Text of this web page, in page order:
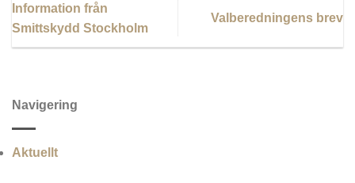
Information från
Smittskydd Stockholm
Valberedningens brev
Navigering
Aktuellt